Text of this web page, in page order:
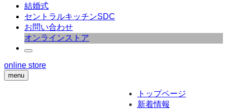
結婚式
セントラルキッチンSDC
お問い合わせ
オンラインストア
online store
menu
トップページ
新着情報